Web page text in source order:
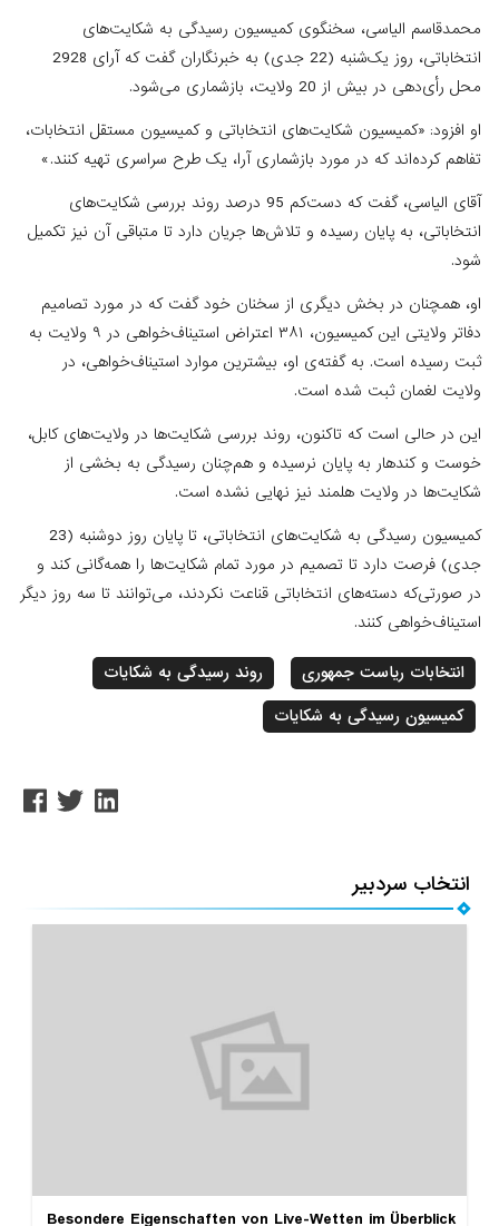
محمدقاسم الیاسی، سخنگوی کمیسیون رسیدگی به شکایت‌های
انتخاباتی، روز یک‌شنبه (22 جدی) به خبرنگاران گفت که آرای 2928
محل رأی‌دهی در بیش از 20 ولایت، بازشماری می‌شود.
او افزود: «کمیسیون شکایت‌های انتخاباتی و کمیسیون مستقل انتخابات،
تفاهم کرده‌اند که در مورد بازشماری آرا، یک طرح سراسری تهیه کنند.»
آقای الیاسی، گفت که دست‌کم 95 درصد روند بررسی شکایت‌های
انتخاباتی، به پایان رسیده و تلاش‌ها جریان دارد تا متباقی آن نیز تکمیل
شود.
او، همچنان در بخش دیگری از سخنان خود گفت که در مورد تصامیم
دفاتر ولایتی این کمیسیون، ۳۸۱ اعتراض استیناف‌خواهی در ۹ ولایت به
ثبت رسیده است. به گفته‌ی او، بیشترین موارد استیناف‌خواهی، در
ولایت لغمان ثبت شده است.
این در حالی است که تاکنون، روند بررسی شکایت‌ها در ولایت‌های کابل،
خوست و کندهار به پایان نرسیده و هم‌چنان رسیدگی به بخشی از
شکایت‌ها در ولایت هلمند نیز نهایی نشده است.
کمیسیون رسیدگی به شکایت‌های انتخاباتی، تا پایان روز دوشنبه (23
جدی) فرصت دارد تا تصمیم در مورد تمام شکایت‌ها را همه‌گانی کند و
در صورتی‌که دسته‌های انتخاباتی قناعت نکردند، می‌توانند تا سه روز دیگر
استیناف‌خواهی کنند.
انتخابات ریاست جمهوری
روند رسیدگی به شکایات
کمیسیون رسیدگی به شکایات
انتخاب سردبیر
Besondere Eigenschaften von Live-Wetten im Überblick